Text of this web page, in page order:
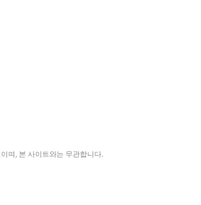
며, 본 사이트와는 무관합니다.